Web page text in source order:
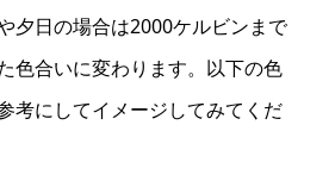
夕日の場合は2000ケルビンまで
色合いに変わります。以下の色
考にしてイメージしてみてくだ